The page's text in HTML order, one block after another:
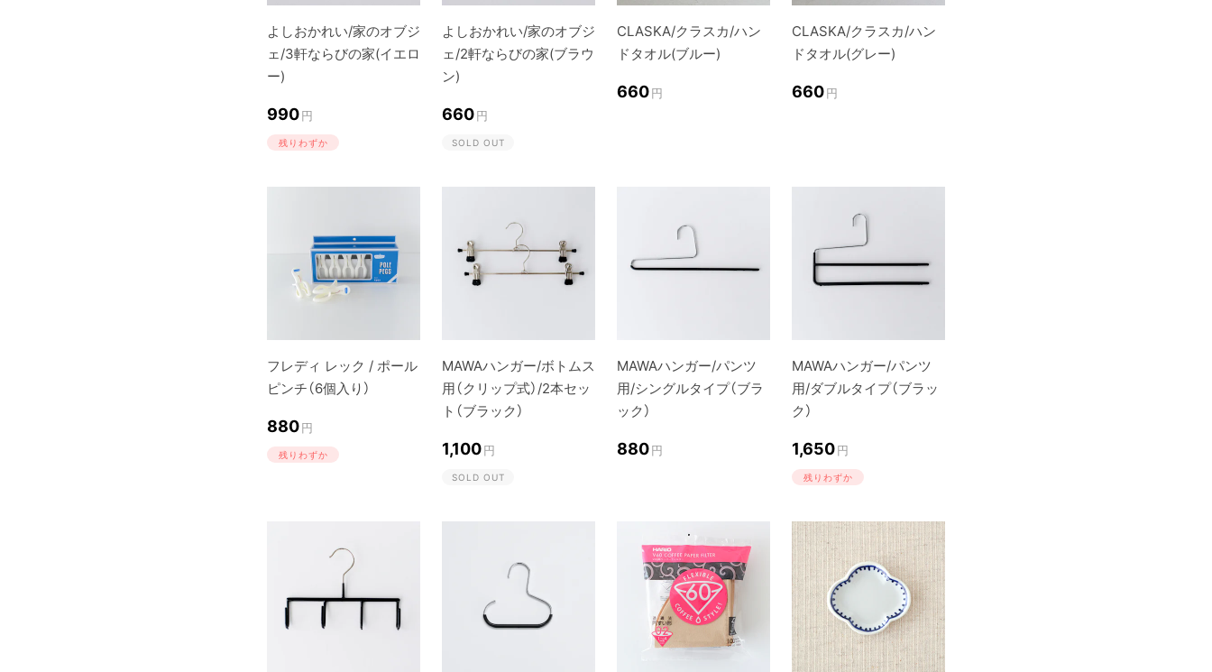
よしおかれい/家のオブジ
ェ/3軒ならびの家(イエロ
ー)
990円
残りわずか
よしおかれい/家のオブジ
ェ/2軒ならびの家(ブラウ
ン)
660円
SOLD OUT
CLASKA/クラスカ/ハン
ドタオル(ブルー)
660円
CLASKA/クラスカ/ハン
ドタオル(グレー)
660円
フレディ レック / ポール
ピンチ（6個入り）
880円
残りわずか
MAWAハンガー/ボトムス
用（クリップ式）/2本セッ
ト（ブラック）
1,100円
SOLD OUT
MAWAハンガー/パンツ
用/シングルタイプ（ブラ
ック）
880円
MAWAハンガー/パンツ
用/ダブルタイプ（ブラッ
ク）
1,650円
残りわずか